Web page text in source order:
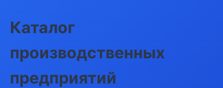
Каталог
производственных
предприятий